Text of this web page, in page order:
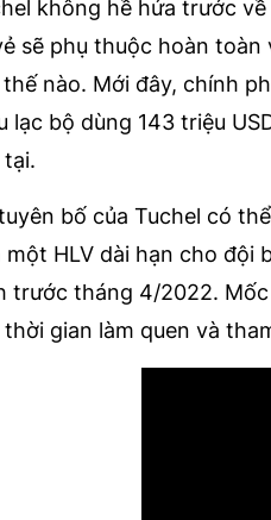
không hề hứa trước
sẽ phụ thuộc hoàn
nào. Mới đây, chính
lạc bộ dùng 143 triệu
tại.
bố của Tuchel có
một HLV dài hạn cho đội
trước tháng 4/2022.
gian làm quen và